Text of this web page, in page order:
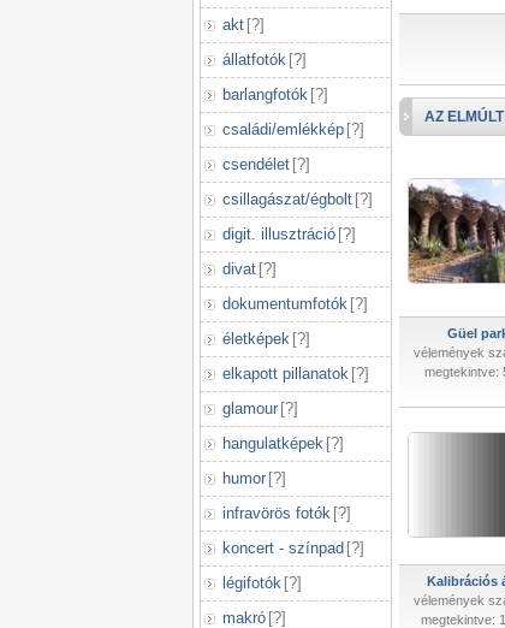
akt [?]
állatfotók [?]
barlangfotók [?]
családi/emlékkép [?]
csendélet [?]
csillagászat/égbolt [?]
digit. illusztráció [?]
divat [?]
dokumentumfotók [?]
életképek [?]
elkapott pillanatok [?]
glamour [?]
hangulatképek [?]
humor [?]
infravörös fotók [?]
koncert - színpad [?]
légifotók [?]
makró [?]
AZ
Güel
vélemények
megtekintve:
Kalibrációs
vélemények
megtekintve: